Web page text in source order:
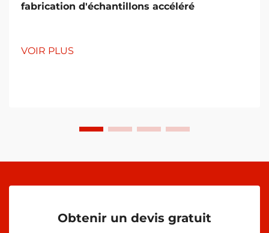
fabrication d'échantillons accéléré
VOIR PLUS
Obtenir un devis gratuit